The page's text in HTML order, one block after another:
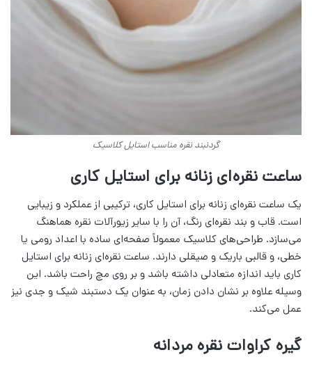
گردنبند نقره مناسب استایل کلاسیک
ساعت نقره‌ای زنانه برای استایل کاری
یک ساعت نقره‌ای زنانه برای استایل کاری، ترکیبی از عملکرد و زیبایی
است. قاب و بند نقره‌ای رنگ، آن را با سایر زیورآلات نقره هماهنگ
می‌سازد. طراحی‌های کلاسیک معمولاً صفحه‌ای ساده با اعداد رومی یا
خطی، و قالبی باریک و صیقلی دارند. ساعت نقره‌ای زنانه برای استایل
کاری باید اندازه متعادلی داشته باشد و بر روی مچ راحت باشد. این
وسیله علاوه بر نشان دادن زمان، به عنوان یک دستبند شیک و جدی نیز
عمل می‌کند.
گیره کراوات نقره مردانه